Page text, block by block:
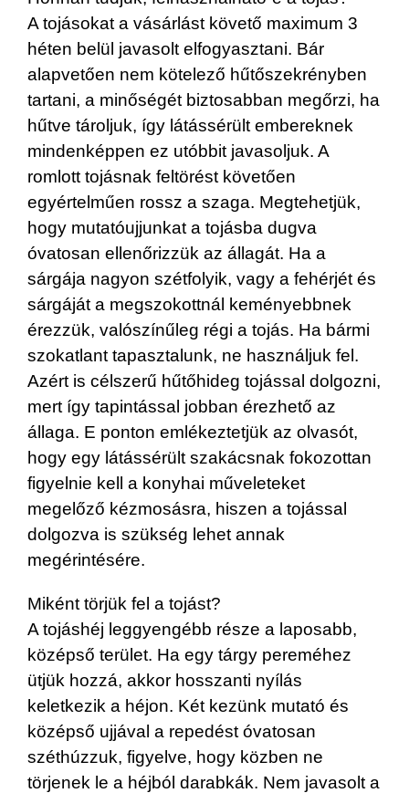
A tojásokat a vásárlást követő maximum 3
héten belül javasolt elfogyasztani. Bár
alapvetően nem kötelező hűtőszekrényben
tartani, a minőségét biztosabban megőrzi, ha
hűtve tároljuk, így látássérült embereknek
mindenképpen ez utóbbit javasoljuk. A
romlott tojásnak feltörést követően
egyértelműen rossz a szaga. Megtehetjük,
hogy mutatóujjunkat a tojásba dugva
óvatosan ellenőrizzük az állagát. Ha a
sárgája nagyon szétfolyik, vagy a fehérjét és
sárgáját a megszokottnál keményebbnek
érezzük, valószínűleg régi a tojás. Ha bármi
szokatlant tapasztalunk, ne használjuk fel.
Azért is célszerű hűtőhideg tojással dolgozni,
mert így tapintással jobban érezhető az
állaga. E ponton emlékeztetjük az olvasót,
hogy egy látássérült szakácsnak fokozottan
figyelnie kell a konyhai műveleteket
megelőző kézmosásra, hiszen a tojással
dolgozva is szükség lehet annak
megérintésére.
Miként törjük fel a tojást?
A tojáshéj leggyengébb része a laposabb,
középső terület. Ha egy tárgy pereméhez
ütjük hozzá, akkor hosszanti nyílás
keletkezik a héjon. Két kezünk mutató és
középső ujjával a repedést óvatosan
széthúzzuk, figyelve, hogy közben ne
törjenek le a héjból darabkák. Nem javasolt a